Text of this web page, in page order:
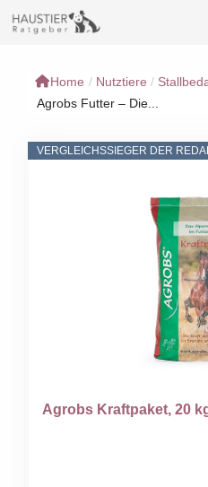
Inhalt
Home / Nutztiere /
Agrobs Futter – Die...
VERGLEICHSSIEGER DER
Agrobs Kraftpaket, 20